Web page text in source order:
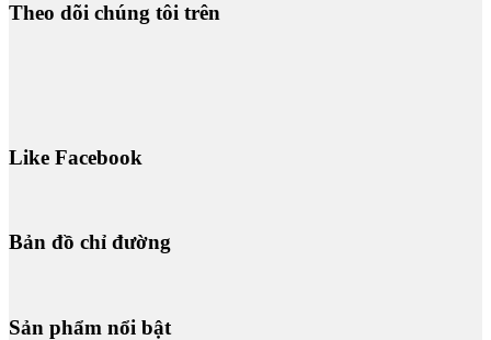
Theo dõi chúng tôi trên
Like Facebook
Bản đồ chỉ đường
Sản phẩm nổi bật